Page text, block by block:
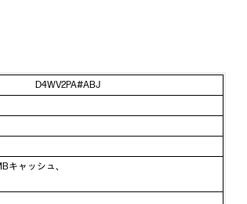
D4WV2PA#ABJ
キャッシュ、